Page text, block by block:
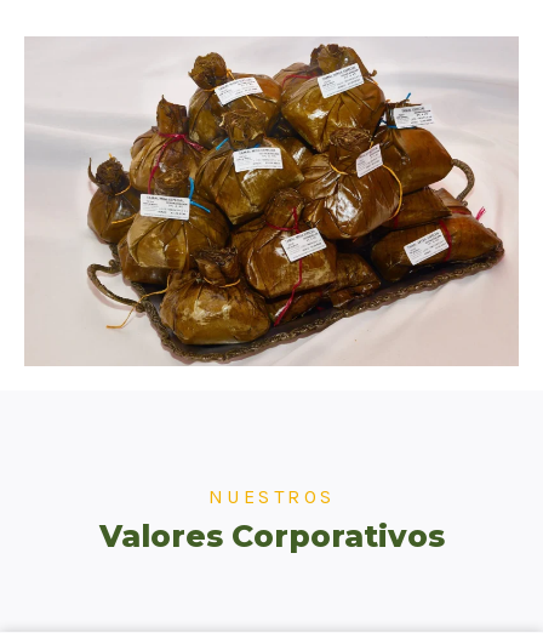
NUESTROS
Valores Corporativos